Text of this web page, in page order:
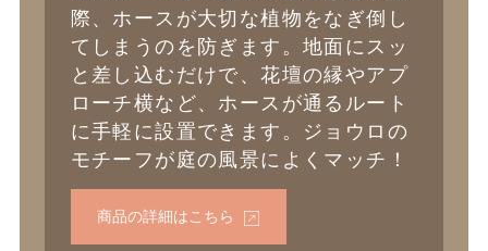
際、ホースが大切な植物をなぎ倒し
てしまうのを防ぎます。地面にスッ
と差し込むだけで、花壇の縁やアプ
ローチ横など、ホースが通るルート
に手軽に設置できます。ジョウロの
モチーフが庭の風景によくマッチ！
商品の詳細はこちら